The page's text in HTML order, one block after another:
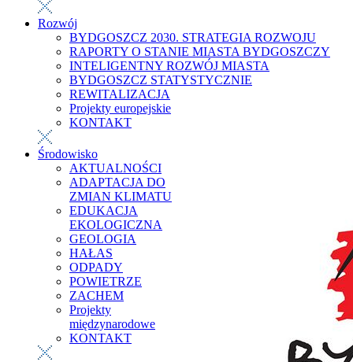
Rozwój
BYDGOSZCZ 2030. STRATEGIA ROZWOJU
RAPORTY O STANIE MIASTA BYDGOSZCZY
INTELIGENTNY ROZWÓJ MIASTA
BYDGOSZCZ STATYSTYCZNIE
REWITALIZACJA
Projekty europejskie
KONTAKT
Środowisko
AKTUALNOŚCI
ADAPTACJA DO
ZMIAN KLIMATU
EDUKACJA
EKOLOGICZNA
GEOLOGIA
HAŁAS
ODPADY
POWIETRZE
ZACHEM
Projekty
międzynarodowe
KONTAKT